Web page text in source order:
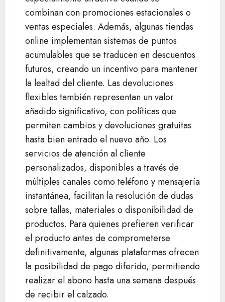
combinan con promociones estacionales o
ventas especiales. Además, algunas tiendas
online implementan sistemas de puntos
acumulables que se traducen en descuentos
futuros, creando un incentivo para mantener
la lealtad del cliente. Las devoluciones
flexibles también representan un valor
añadido significativo, con políticas que
permiten cambios y devoluciones gratuitas
hasta bien entrado el nuevo año. Los
servicios de atención al cliente
personalizados, disponibles a través de
múltiples canales como teléfono y mensajería
instantánea, facilitan la resolución de dudas
sobre tallas, materiales o disponibilidad de
productos. Para quienes prefieren verificar
el producto antes de comprometerse
definitivamente, algunas plataformas ofrecen
la posibilidad de pago diferido, permitiendo
realizar el abono hasta una semana después
de recibir el calzado.